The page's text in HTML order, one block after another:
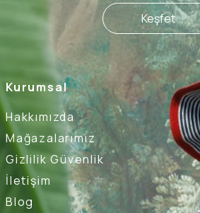
Kurumsal
Hakkımızda
Mağazalarımız
Gizlilik Güvenlik
İletişim
Blog
Keşfet